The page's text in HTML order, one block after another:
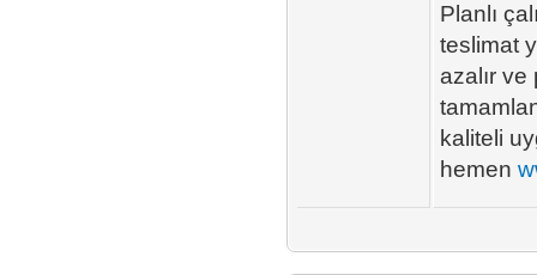
Planlı
teslimat
azalır
kaliteli
hemen